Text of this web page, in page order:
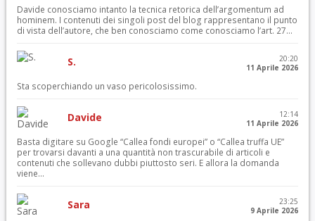
Davide conosciamo intanto la tecnica retorica dell’argomentum ad
hominem. I contenuti dei singoli post del blog rappresentano il punto
di vista dell’autore, che ben conosciamo come conosciamo l’art. 27...
S.
20:20
11 Aprile 2026
Sta scoperchiando un vaso pericolosissimo.
Davide
12:14
11 Aprile 2026
Basta digitare su Google “Callea fondi europei” o “Callea truffa UE”
per trovarsi davanti a una quantità non trascurabile di articoli e
contenuti che sollevano dubbi piuttosto seri. E allora la domanda
viene...
Sara
23:25
9 Aprile 2026